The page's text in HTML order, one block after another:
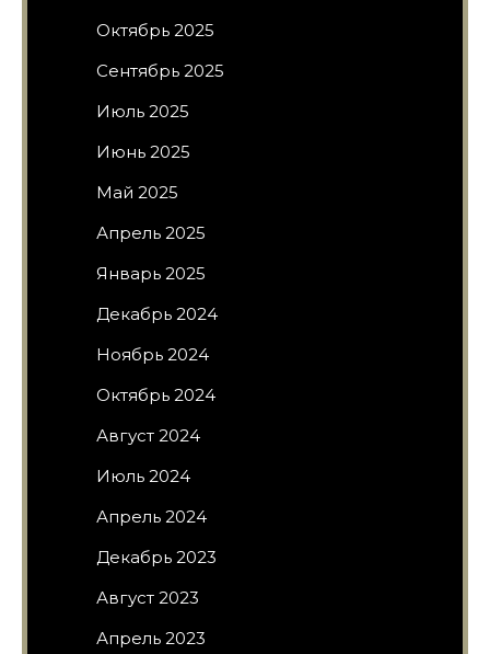
Октябрь 2025
Сентябрь 2025
Июль 2025
Июнь 2025
Май 2025
Апрель 2025
Январь 2025
Декабрь 2024
Ноябрь 2024
Октябрь 2024
Август 2024
Июль 2024
Апрель 2024
Декабрь 2023
Август 2023
Апрель 2023